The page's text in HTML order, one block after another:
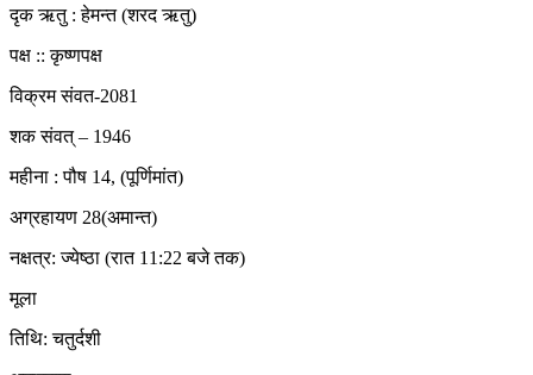
दृक ऋतु : हेमन्त (शरद ऋतु)
पक्ष :: कृष्णपक्ष
विक्रम संवत-2081
शक संवत् – 1946
महीना : पौष 14, (पूर्णिमांत)
अग्रहायण 28(अमान्त)
नक्षत्र: ज्येष्ठा (रात 11:22 बजे तक)
मूला
तिथि: चतुर्दशी